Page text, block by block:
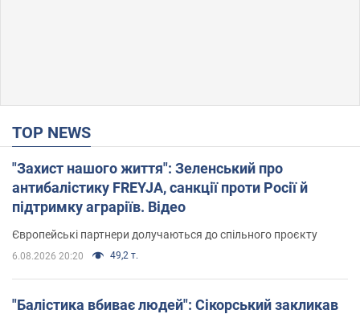
TOP NEWS
"Захист нашого життя": Зеленський про
антибалістику FREYJA, санкції проти Росії й
підтримку аграріїв. Відео
Європейські партнери долучаються до спільного проєкту
6.08.2026 20:20 49,2 т.
"Балістика вбиває людей": Сікорський закликав